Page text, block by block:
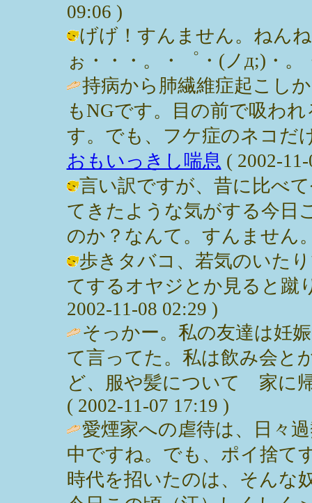
09:06 )
げげ！すんません。ねん
ぉ・・・。・゜・(ノд;)・。
持病から肺繊維症起こし
もNGです。目の前で吸わ
す。でも、フケ症のネコだ
おもいっきし喘息 ( 2002-
言い訳ですが、昔に比べ
てきたような気がする今日
のか？なんて。すんません
歩きタバコ、若気のいた
てするオヤジとか見ると蹴
2002-11-08 02:29 )
そっかー。私の友達は妊
て言ってた。私は飲み会と
ど、服や髪について 家に
( 2002-11-07 17:19 )
愛煙家への虐待は、日々
中ですね。でも、ポイ捨て
時代を招いたのは、そんな